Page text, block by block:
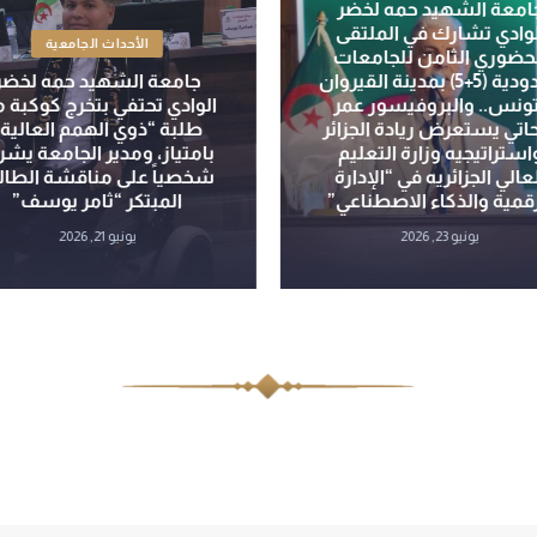
الشهيد حمه لخضر
تشارك في الملتقى
الثامن للجامعات
الحدودية (5+5) بمدينة القيروان
والبروفيسور عمر
يستعرض ريادة الجزائر
وزارة التعليم
الجزائريه في “الإدارة
والذكاء الاصطناعي”
يونيو 23, 2026
الأحداث الجامعية
جامعة الشهيد حمه
الوادي تحتفي بتخرج
طلبة “ذوي الهمم
بامتياز، ومدير الجامعة
شخصياً على مناقشة
المبتكر “ثامر يوسف”
يونيو 21, 2026